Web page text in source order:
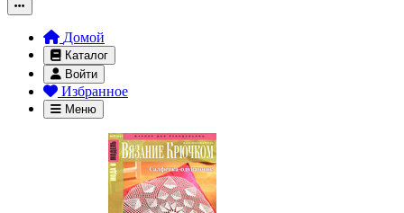
Домой
Каталог
Войти
Избранное
Меню